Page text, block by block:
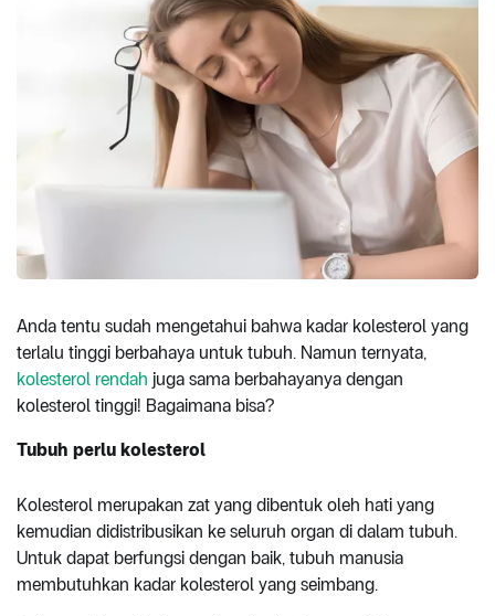
Anda tentu sudah mengetahui bahwa kadar kolesterol yang
terlalu tinggi berbahaya untuk tubuh. Namun ternyata,
kolesterol rendah juga sama berbahayanya dengan
kolesterol tinggi! Bagaimana bisa?
Tubuh perlu kolesterol
Kolesterol merupakan zat yang dibentuk oleh hati yang
kemudian didistribusikan ke seluruh organ di dalam tubuh.
Untuk dapat berfungsi dengan baik, tubuh manusia
membutuhkan kadar kolesterol yang seimbang.